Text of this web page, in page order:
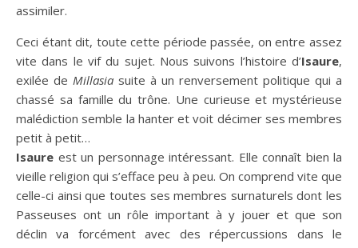
assimiler.
Ceci étant dit, toute cette période passée, on entre assez
vite dans le vif du sujet. Nous suivons l’histoire d’Isaure,
exilée de Millasia suite à un renversement politique qui a
chassé sa famille du trône. Une curieuse et mystérieuse
malédiction semble la hanter et voit décimer ses membres
petit à petit…
Isaure est un personnage intéressant. Elle connaît bien la
vieille religion qui s’efface peu à peu. On comprend vite que
celle-ci ainsi que toutes ses membres surnaturels dont les
Passeuses ont un rôle important à y jouer et que son
déclin va forcément avec des répercussions dans le